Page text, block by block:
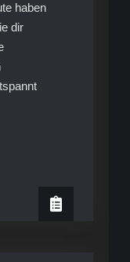
haben
dir